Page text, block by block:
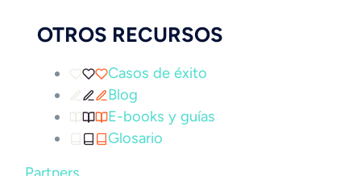
OTROS RECURSOS
Casos de éxito
Blog
E-books y guías
Glosario